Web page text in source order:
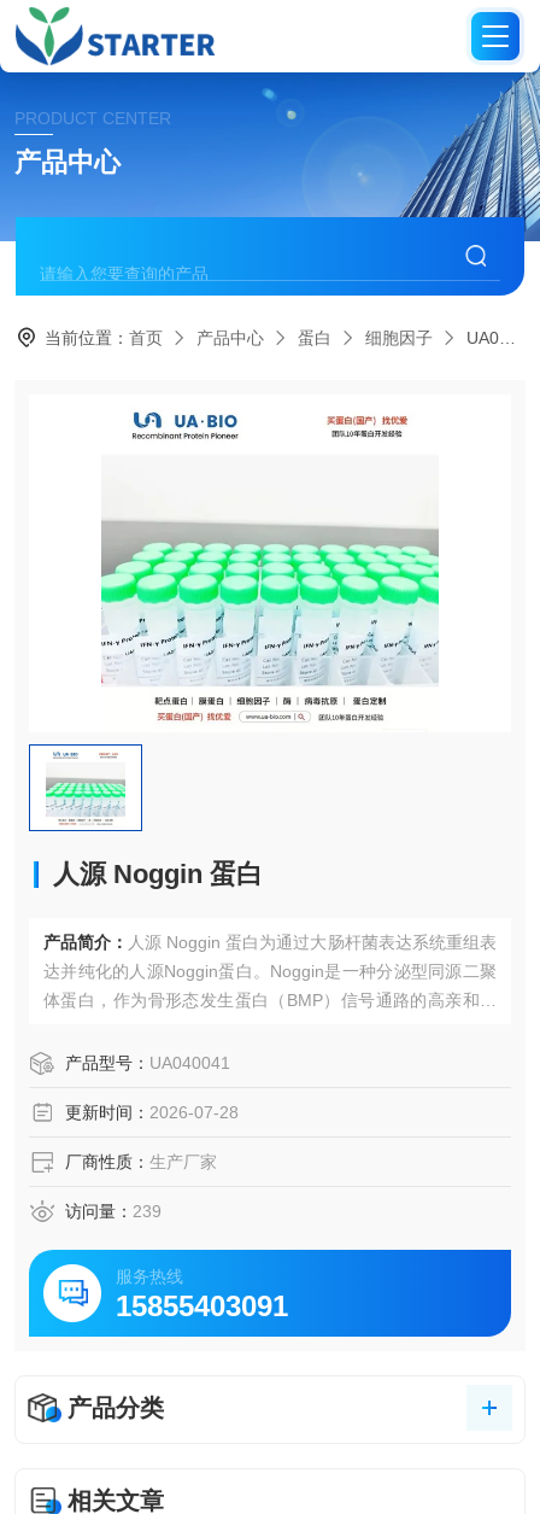
PRODUCT CENTER
产品中心
当前位置：首页 产品中心 蛋白 细胞因子 UA040041人源 Noggin 蛋白
人源 Noggin 蛋白
产品简介： 人源 Noggin 蛋白为通过大肠杆菌表达系统重组表
达并纯化的人源Noggin蛋白。Noggin是一种分泌型同源二聚
体蛋白，作为骨形态发生蛋白（BMP）信号通路的高亲和力
7）结合，阻止其与受体相互作用。它在胚胎发育、神经形
调控BMP活性来维持组织稳态和促进神经及软骨细胞分化。
产品型号： UA040041
更新时间： 2026-07-28
厂商性质： 生产厂家
访问量： 239
服务热线
15855403091
产品分类
相关文章